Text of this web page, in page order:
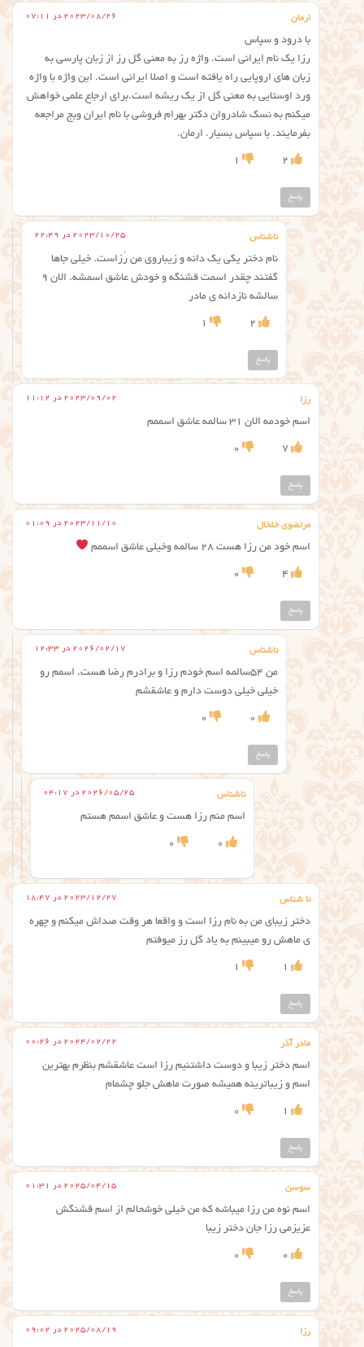
ارمان 2023/08/26 در 07:11
با درود و سپاس
رزا یک نام ایرانی است. واژه رز به معنی گل رز از زبان پارسی به
زبان های اروپایی راه یافته است و اصلا ایرانی است. این واژه با واژه
ورد اوستایی به معنی گل از یک ریشه است.برای ارجاع علمی خواهش
میکنم به نسک شادروان دکتر بهرام فروشی با نام ایران وبج مراجعه
بفرمایند. با سپاس بسیار. ارمان.
2
1
پاسخ
ناشناس 2023/10/25 در 22:49
نام دختر یکی یک دانه و زیباروی من رُزاست. خیلی جاها
گفتند چقدر اسمت قشنگه و‌ خودش عاشق اسمشه. الان ۹
سالشه نازدانه ی مادر
2
1
پاسخ
رزا 2023/09/02 در 11:12
اسم خودمه الان ۳۱ سالمه عاشق اسممم
7
0
پاسخ
مرتضوی خلخال 2023/11/10 در 01:09
اسم خود من رزا هست ۲۸ سالمه وخیلی عاشق اسممم
4
0
پاسخ
ناشناس 2026/02/17 در 12:33
من 54سالمه اسم خودم رزا و برادرم رضا هست. اسمم رو
خیلی خیلی دوست دارم و عاشقشم
0
0
پاسخ
ناشناس 2026/05/25 در 04:17
اسم منم رزا هست و عاشق اسمم هستم
0
0
نا شناس 2023/12/27 در 18:47
دختر زیبای من به نام رزا است و واقعا هر وقت صداش میکنم و چهره
ی ماهش رو میبینم به یاد گل رز میوفتم
1
1
پاسخ
مادر آذر 2024/02/22 در 00:26
اسم دختر زیبا و دوست‌ داشتنیم رزا است عاشقشم بنظرم بهترین
اسم و زیباترینه همیشه صورت ماهش جلو چشمام
1
0
پاسخ
سوسن 2025/04/15 در 01:31
اسم نوه من رزا میباشه که من خیلی خوشحالم از اسم قشنگش
عزیزمی رزا جان دختر زیبا
0
0
پاسخ
رزا 2025/08/19 در 09:02